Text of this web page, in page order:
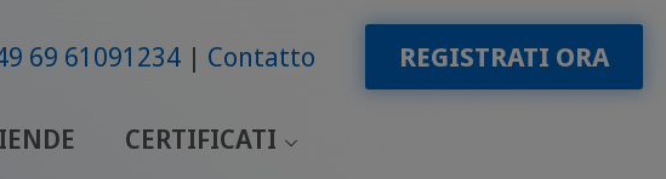
69 61091234 Contatto REGISTRATI ORA
CERTIFICATI